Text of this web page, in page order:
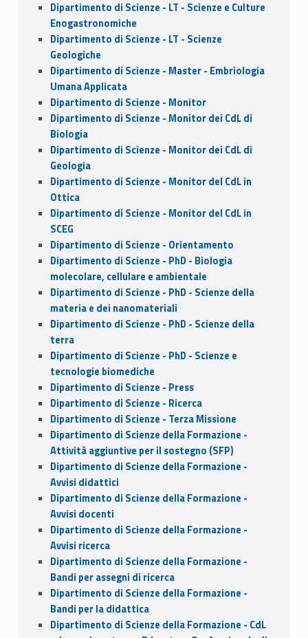
Dipartimento di Scienze - LT - Scienze e Culture
Enogastronomiche
Dipartimento di Scienze - LT - Scienze
Geologiche
Dipartimento di Scienze - Master - Embriologia
Umana Applicata
Dipartimento di Scienze - Monitor
Dipartimento di Scienze - Monitor dei CdL di
Biologia
Dipartimento di Scienze - Monitor dei CdL di
Geologia
Dipartimento di Scienze - Monitor del CdL in
Ottica
Dipartimento di Scienze - Monitor del CdL in
SCEG
Dipartimento di Scienze - Orientamento
Dipartimento di Scienze - PhD - Biologia
molecolare, cellulare e ambientale
Dipartimento di Scienze - PhD - Scienze della
materia e dei nanomateriali
Dipartimento di Scienze - PhD - Scienze della
terra
Dipartimento di Scienze - PhD - Scienze e
tecnologie biomediche
Dipartimento di Scienze - Press
Dipartimento di Scienze - Ricerca
Dipartimento di Scienze - Terza Missione
Dipartimento di Scienze della Formazione -
Attività aggiuntive per il sostegno (SFP)
Dipartimento di Scienze della Formazione -
Avvisi didattici
Dipartimento di Scienze della Formazione -
Avvisi docenti
Dipartimento di Scienze della Formazione -
Avvisi ricerca
Dipartimento di Scienze della Formazione -
Bandi per assegni di ricerca
Dipartimento di Scienze della Formazione -
Bandi per la didattica
Dipartimento di Scienze della Formazione - CdL